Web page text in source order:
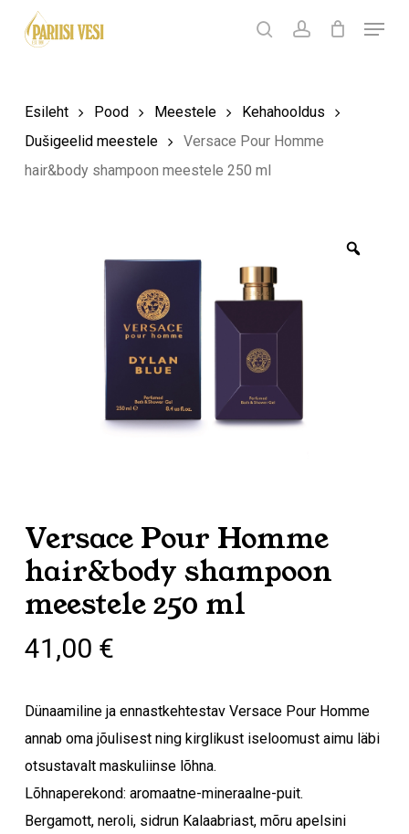
Products
search
searchaccount
Menu
Ostukorv
Esileht Pood Meestele
Kehahooldus
Dušigeelid meestele
Versace Pour Homme
hair&body shampoon meestele 250 ml
Versace Pour Homme
hair&body shampoon
meestele 250 ml
41,00 €
Dünaamiline ja ennastkehtestav Versace Pour Homme
annab oma jõulisest ning kirglikust iseloomust aimu läbi
otsustavalt maskuliinse lõhna.
Lõhnaperekond: aromaatne-mineraalne-puit.
Bergamott, neroli, sidrun Kalaabriast, mõru apelsini